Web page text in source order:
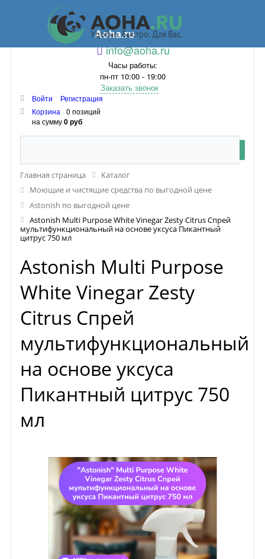
Aoha.ru
info@aoha.ru
Часы работы:
пн-пт 10:00 - 19:00
Заказать звонок
Войти
Регистрация
Корзина
0 позиций
на сумму0 руб
Главная страница
Каталог
Моющие и чистящие средства по выгодной цене
Astonish по выгодной цене
Astonish Multi Purpose White Vinegar Zesty Citrus Спрей
мультифункциональный на основе уксуса Пикантный
цитрус 750 мл
Astonish Multi Purpose
White Vinegar Zesty
Citrus Спрей
мультифункциональный
на основе уксуса
Пикантный цитрус 750
мл